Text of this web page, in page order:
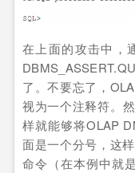
在上面的攻击中，
了。不要忘了，
视为一个注释符。
样就能够将OLAP
面是一个分号，这
命令（在本例中就